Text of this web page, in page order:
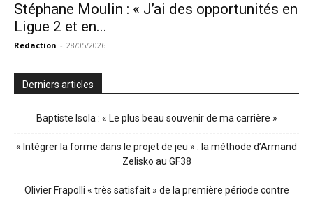
Stéphane Moulin : « J’ai des opportunités en
Ligue 2 et en...
Redaction - 28/05/2026
Derniers articles
Baptiste Isola : « Le plus beau souvenir de ma carrière »
« Intégrer la forme dans le projet de jeu » : la méthode d’Armand
Zelisko au GF38
Olivier Frapolli « très satisfait » de la première période contre